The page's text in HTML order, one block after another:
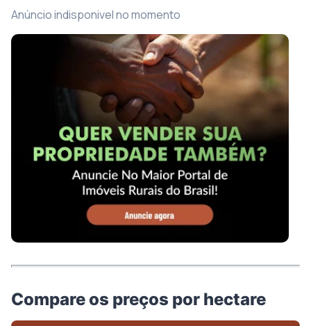
Anúncio indisponivel no momento
Compare os preços por hectare